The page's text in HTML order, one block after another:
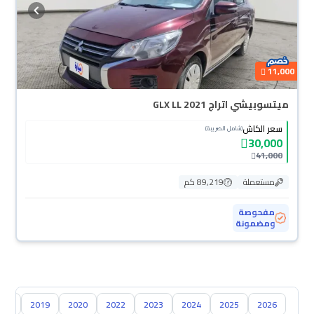
11,000
ميتسوبيشي اتراج GLX LL 2021
سعر الكاش(شامل الضريبة)
30,000
41,000
مستعملة
89,219 كم
مفحوصة
ومضمونة
2026
2025
2024
2023
2022
2020
2019